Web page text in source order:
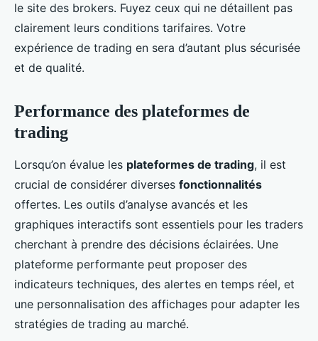
le site des brokers. Fuyez ceux qui ne détaillent pas
clairement leurs conditions tarifaires. Votre
expérience de trading en sera d’autant plus sécurisée
et de qualité.
Performance des plateformes de
trading
Lorsqu’on évalue les plateformes de trading, il est
crucial de considérer diverses fonctionnalités
offertes. Les outils d’analyse avancés et les
graphiques interactifs sont essentiels pour les traders
cherchant à prendre des décisions éclairées. Une
plateforme performante peut proposer des
indicateurs techniques, des alertes en temps réel, et
une personnalisation des affichages pour adapter les
stratégies de trading au marché.